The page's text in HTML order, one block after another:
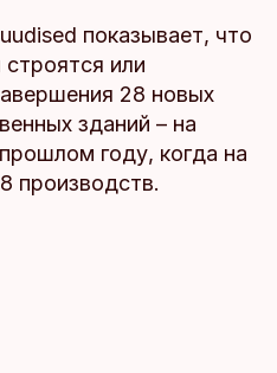
показывает, что
или
28 новых
зданий – на
году, когда на
производств.